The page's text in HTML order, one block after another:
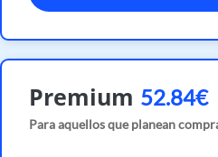
Premium 52.84€
Para aquellos que planean